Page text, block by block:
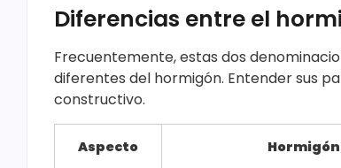
Diferencias entre el
Frecuentemente, estas dos
diferentes del hormigón. Entender sus
constructivo.
Aspecto